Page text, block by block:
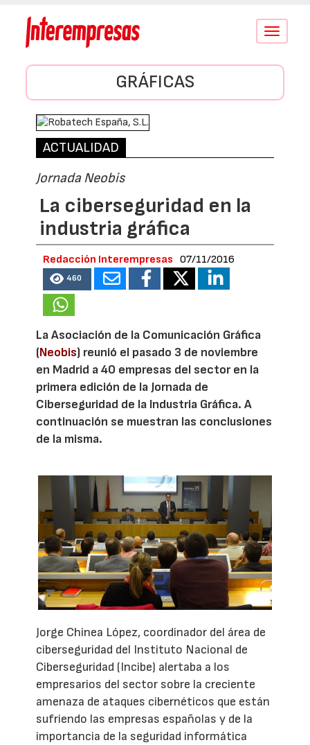
Conmutar
GRÁFICAS
ACTUALIDAD
Jornada Neobis
La ciberseguridad en la
industria gráfica
Redacción Interempresas 07/11/2016
460
La Asociación de la Comunicación Gráfica
(Neobis) reunió el pasado 3 de noviembre
en Madrid a 40 empresas del sector en la
primera edición de la Jornada de
Ciberseguridad de la Industria Gráfica. A
continuación se muestran las conclusiones
de la misma.
Jorge Chinea López, coordinador del área de
ciberseguridad del Instituto Nacional de
Ciberseguridad (Incibe) alertaba a los
empresarios del sector sobre la creciente
amenaza de ataques cibernéticos que están
sufriendo las empresas españolas y de la
importancia de la seguridad informática